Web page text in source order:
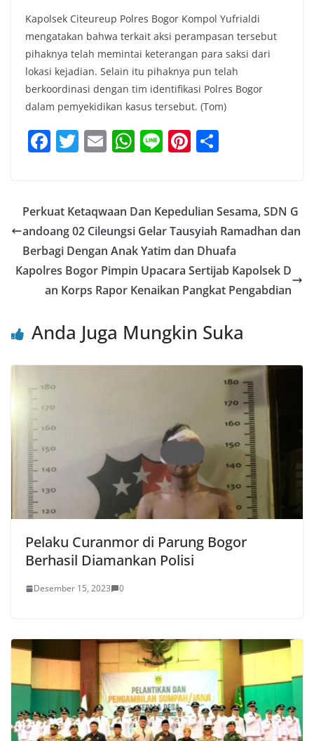
Kapolsek Citeureup Polres Bogor Kompol Yufrialdi
mengatakan bahwa terkait aksi perampasan tersebut
pihaknya telah memintai keterangan para saksi dari
lokasi kejadian. Selain itu pihaknya pun telah
berkoordinasi dengan tim identifikasi Polres Bogor
dalam pemyekidikan kasus tersebut. (Tom)
F
e
b
o
o
k
T
er
E
l
W
s
A
p
p
Li Pi
e
st
e
Perkuat Ketaqwaan Dan Kepedulian Sesama, SDN G
andoang 02 Cileungsi Gelar Tausyiah Ramadhan dan
Berbagi Dengan Anak Yatim dan Dhuafa
Kapolres Bogor Pimpin Upacara Sertijab Kapolsek D
an Korps Rapor Kenaikan Pangkat Pengabdian
Anda Juga Mungkin Suka
Pelaku Curanmor di Parung Bogor
Berhasil Diamankan Polisi
Desember 15, 2023 0